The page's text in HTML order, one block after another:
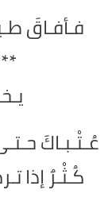
فـأفـاقَ
عُـتْـبـاكَ
كُـثْـرٌ إذا